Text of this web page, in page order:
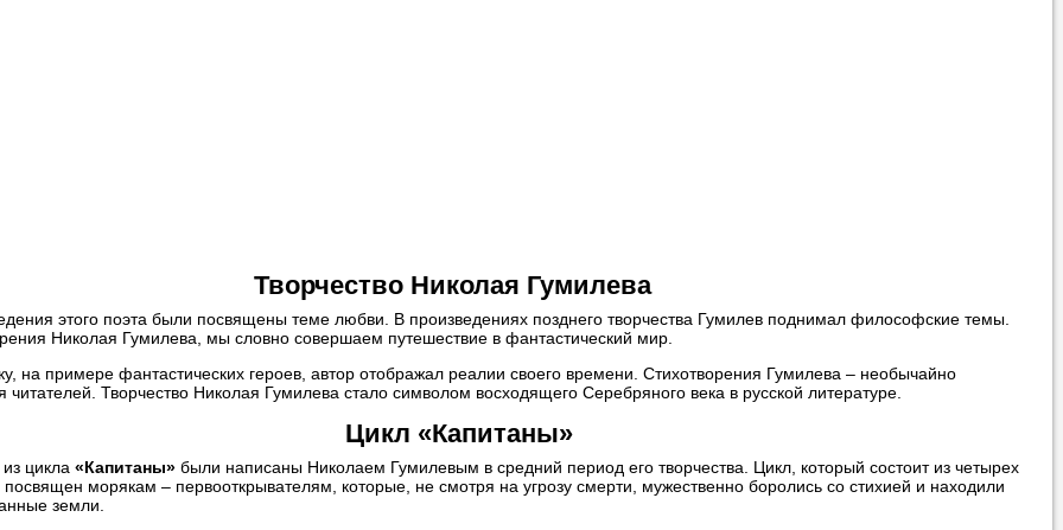
репетитора в течение дня!
сложившемуся мнению,студент-репетиторочень хорошо справляется со
Творчество Николая Гумилева
этого поэта были посвящены теме любви. В произведениях позднего творчества Гумилев поднимал философские темы.
Николая Гумилева, мы словно совершаем путешествие в фантастический мир.
на примере фантастических героев, автор отображал реалии своего времени. Стихотворения Гумилева – необычайно
читателей. Творчество Николая Гумилева стало символом восходящего Серебряного века в русской литературе.
Цикл «Капитаны»
цикла «Капитаны» были написаны Николаем Гумилевым в средний период его творчества. Цикл, который состоит из четырех
посвящен морякам – первооткрывателям, которые, не смотря на угрозу смерти, мужественно боролись со стихией и находили
земли.